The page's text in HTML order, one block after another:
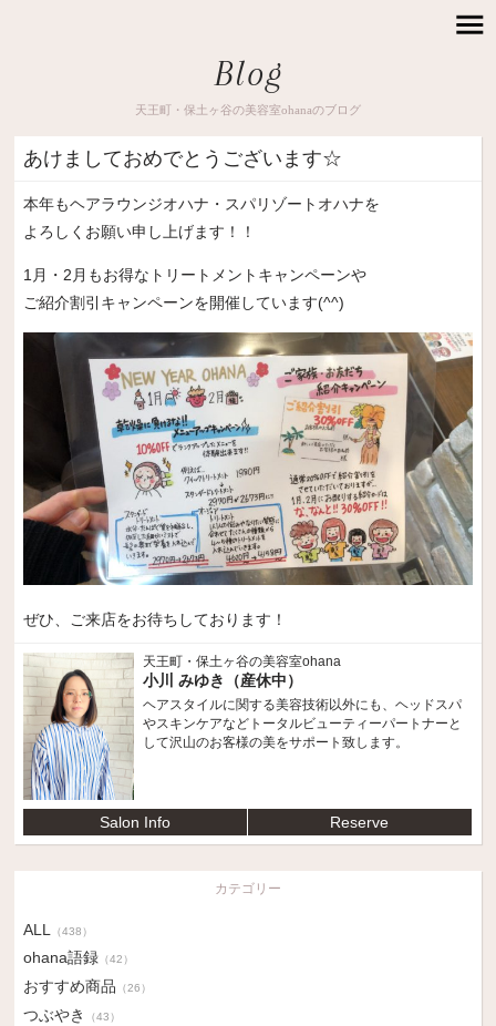
Blog
天王町・保土ヶ谷の美容室ohanaのブログ
あけましておめでとうございます☆
本年もヘアラウンジオハナ・スパリゾートオハナを
よろしくお願い申し上げます！！
1月・2月もお得なトリートメントキャンペーンや
ご紹介割引キャンペーンを開催しています(^^)
ぜひ、ご来店をお待ちしております！
天王町・保土ヶ谷の美容室ohana
小川 みゆき（産休中）
ヘアスタイルに関する美容技術以外にも、ヘッドスパ
やスキンケアなどトータルビューティーパートナーと
して沢山のお客様の美をサポート致します。
Salon Info Reserve
カテゴリー
ALL （438）
ohana語録 （42）
おすすめ商品 （26）
つぶやき （43）